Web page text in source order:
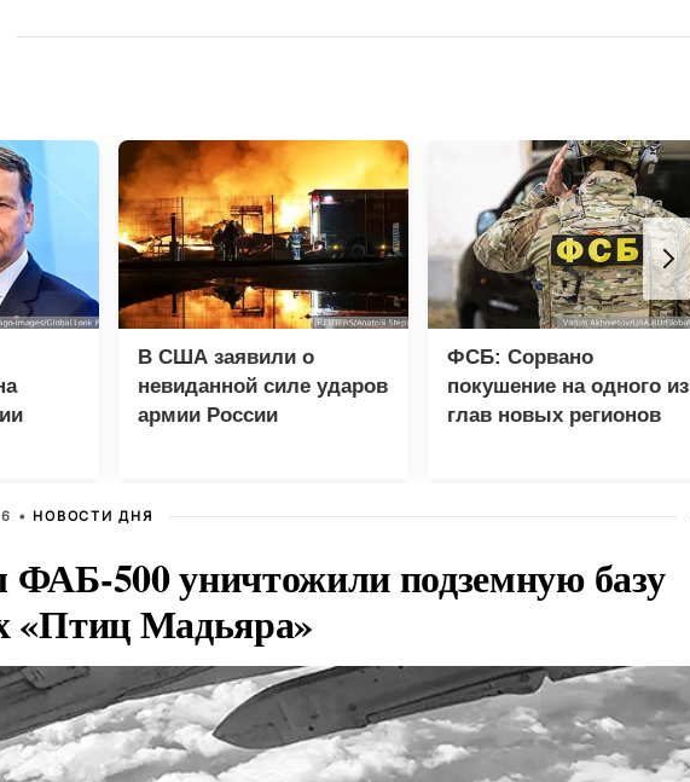
В США заявили о
невиданной силе ударов
армии России
ФСБ: Сорвано
покушение на одного из
глав новых регионов
• НОВОСТИ ДНЯ
500 уничтожили подземную базу
«Птиц Мадьяра»